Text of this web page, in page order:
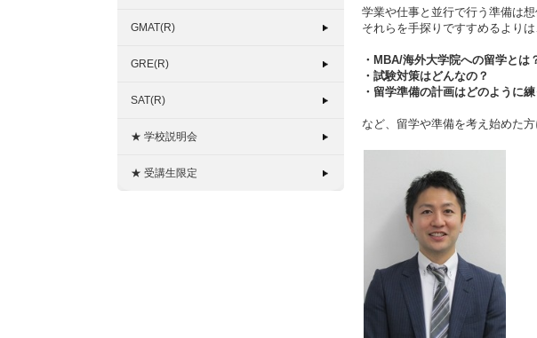
GMAT(R)
GRE(R)
SAT(R)
★ 学校説明会
★ 受講生限定
学業や仕事と並行で行う準備は想
それらを手探りですすめるより
・MBA/海外大学院への留学とは
・試験対策はどんなの？
・留学準備の計画はどのように
など、留学や準備を考え始めた